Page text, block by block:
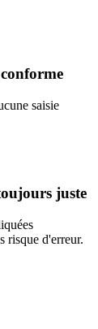
saisie
juste
risque d'erreur.